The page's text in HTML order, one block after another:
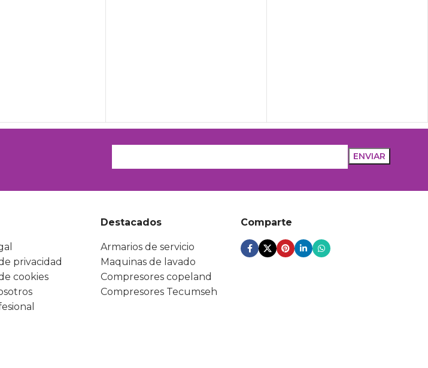
privacidad
cookies
Destacados
Armarios de servicio
Maquinas de lavado
Compresores copeland
Compresores Tecumseh
Comparte